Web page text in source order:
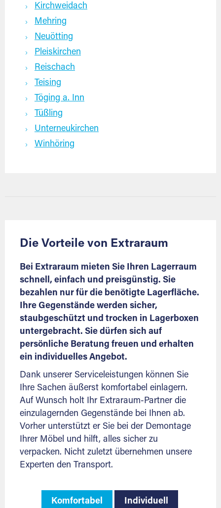
Kirchweidach
Mehring
Neuötting
Pleiskirchen
Reischach
Teising
Töging a. Inn
Tüßling
Unterneukirchen
Winhöring
Die Vorteile von Extraraum
Bei Extraraum mieten Sie Ihren Lagerraum
schnell, einfach und preisgünstig. Sie
bezahlen nur für die benötigte Lagerfläche.
Ihre Gegenstände werden sicher,
staubgeschützt und trocken in Lagerboxen
untergebracht. Sie dürfen sich auf
persönliche Beratung freuen und erhalten
ein individuelles Angebot.
Dank unserer Serviceleistungen können Sie
Ihre Sachen äußerst komfortabel einlagern.
Auf Wunsch holt Ihr Extraraum-Partner die
einzulagernden Gegenstände bei Ihnen ab.
Vorher unterstützt er Sie bei der Demontage
Ihrer Möbel und hilft, alles sicher zu
verpacken. Nicht zuletzt übernehmen unsere
Experten den Transport.
Komfortabel Individuell